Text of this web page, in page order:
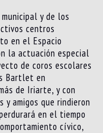
y de los
centros
en el Espacio
la actuación especial
de coros escolares
Bartlet en
de Iriarte, y con
y amigos que rindieron
en el tiempo
cívico,